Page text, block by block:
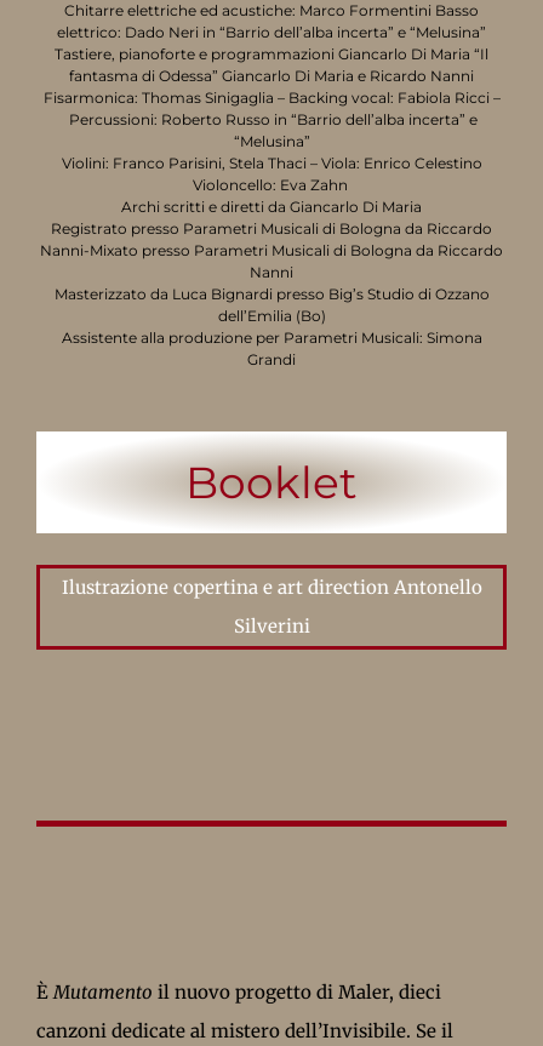
Chitarre elettriche ed acustiche: Marco Formentini Basso
elettrico: Dado Neri in “Barrio dell’alba incerta” e “Melusina”
Tastiere, pianoforte e programmazioni Giancarlo Di Maria “Il
fantasma di Odessa” Giancarlo Di Maria e Ricardo Nanni
Fisarmonica: Thomas Sinigaglia – Backing vocal: Fabiola Ricci –
Percussioni: Roberto Russo in “Barrio dell’alba incerta” e
“Melusina”
Violini: Franco Parisini, Stela Thaci – Viola: Enrico Celestino
Violoncello: Eva Zahn
Archi scritti e diretti da Giancarlo Di Maria
Registrato presso Parametri Musicali di Bologna da Riccardo
Nanni-Mixato presso Parametri Musicali di Bologna da Riccardo
Nanni
Masterizzato da Luca Bignardi presso Big’s Studio di Ozzano
dell’Emilia (Bo)
Assistente alla produzione per Parametri Musicali: Simona
Grandi
Booklet
Ilustrazione copertina e art direction Antonello
Silverini
ÈMutamento il nuovo progetto di Maler, dieci
canzoni dedicate al mistero dell’Invisibile. Se il